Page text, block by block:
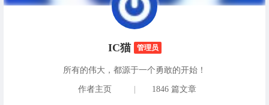
IC猫 管理员
所有的伟大，都源于一个勇敢的开始！
作者主页 1846 篇文章